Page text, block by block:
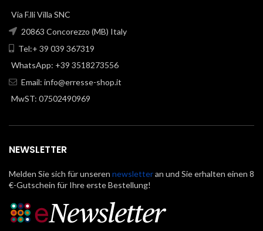
Via F.lli Villa SNC
20863 Concorezzo (MB) Italy
Tel:+ 39 039 367319
WhatsApp: +39 3518273556
Email: info@erresse-shop.it
MwST: 07502490969
NEWSLETTER
Melden Sie sich für unseren newsletteran und Sie erhalten einen 8
€-Gutschein für Ihre erste Bestellung!